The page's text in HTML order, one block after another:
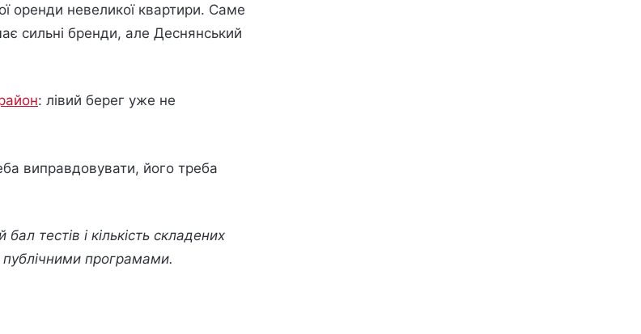
оренди невеликої квартири. Саме
сильні бренди, але Деснянський
: лівий берег уже не
виправдовувати, його треба
тестів і кількість складених
програмами.